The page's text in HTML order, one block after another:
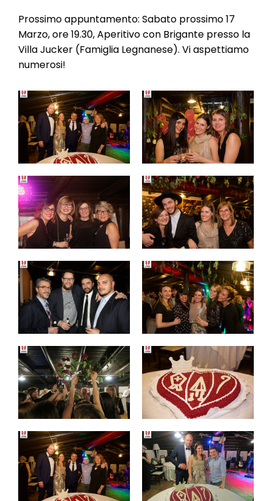
Prossimo appuntamento: Sabato prossimo 17
Marzo, ore 19.30, Aperitivo con Brigante presso la
Villa Jucker (Famiglia Legnanese). Vi aspettiamo
numerosi!